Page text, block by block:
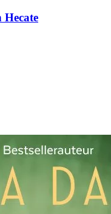
Hecate